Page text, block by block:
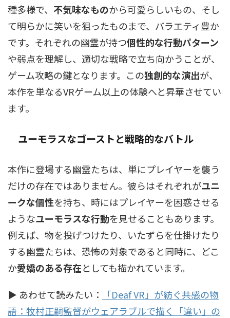
種多様で、 不気味なものから可愛らしいもの、そし
て明らかに笑いを狙ったものまで、バラエティ豊か
です。それぞれの幽霊が持つ個性的な行動パターン
や弱点を理解し、適切な戦略で立ち向かうことが、
ゲーム攻略の鍵となります。この独創的な演出が、
本作を単なるVRゲーム以上の体験へと昇華させてい
ます。
ユーモラスなゴーストと戦略的なバトル
本作に登場する幽霊たちは、単にプレイヤーを襲う
だけの存在ではありません。彼らはそれぞれがユニ
ークな個性を持ち、時にはプレイヤーを困惑させる
ようなユーモラスな行動を見せることもあります。
例えば、物を投げつけたり、いたずらを仕掛けたり
する幽霊たちは、恐怖の対象であると同時に、どこ
か愛嬌のある存在としても描かれています。
▶ あわせて読みたい：
「Deaf VR」が紡ぐ共感の物
語：牧村正嗣監督がウェアラブルで描く「違い」の